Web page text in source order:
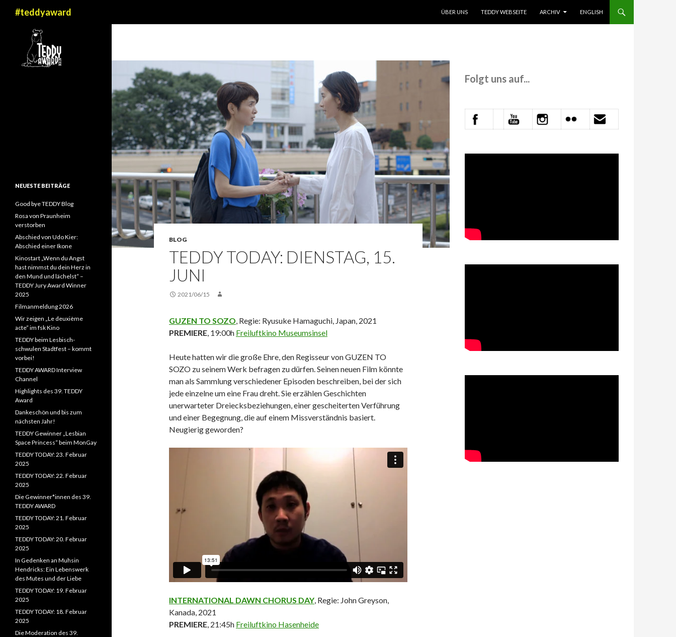
#teddyaward
ÜBER UNS
TEDDY WEBSEITE ARCHIV ENGLISH
BLOG
TEDDY TODAY: DIENSTAG, 15.
JUNI
2021/06/15
GUZEN TO SOZO, Regie: Ryusuke Hamaguchi, Japan, 2021
PREMIERE, 19:00h Freiluftkino Museumsinsel
Heute hatten wir die große Ehre, den Regisseur von GUZEN TO
SOZO zu seinem Werk befragen zu dürfen. Seinen neuen Film könnte
man als Sammlung verschiedener Episoden beschreiben, bei der sich
jede einzelne um eine Frau dreht. Sie erzählen Geschichten
unerwarteter Dreiecksbeziehungen, einer gescheiterten Verführung
und einer Begegnung, die auf einem Missverständnis basiert.
Neugierig geworden?
INTERNATIONAL DAWN CHORUS DAY , Regie: John Greyson,
Kanada, 2021
PREMIERE , 21:45h Freiluftkino Hasenheide
Folgt uns auf...
NEUESTE BEITRÄGE
Good bye TEDDY Blog
Rosa von Praunheim
verstorben
Abschied von Udo Kier:
Abschied einer Ikone
Kinostart „Wenn du Angst
hast nimmst du dein Herz in
den Mund und lächelst“ –
TEDDY Jury Award Winner
2025
Filmanmeldung 2026
Wir zeigen „Le deuxième
acte“ im fsk Kino
TEDDY beim Lesbisch-
schwulen Stadtfest – kommt
vorbei!
TEDDY AWARD Interview
Channel
Highlights des 39. TEDDY
Award
Dankeschön und bis zum
nächsten Jahr!
TEDDY Gewinner „Lesbian
Space Princess“ beim MonGay
TEDDY TODAY: 23. Februar
2025
TEDDY TODAY: 22. Februar
2025
Die Gewinner*innen des 39.
TEDDY AWARD
TEDDY TODAY: 21. Februar
2025
TEDDY TODAY: 20. Februar
2025
In Gedenken an Muhsin
Hendricks: Ein Lebenswerk
des Mutes und der Liebe
TEDDY TODAY: 19. Februar
2025
TEDDY TODAY: 18. Februar
2025
Die Moderation des 39.